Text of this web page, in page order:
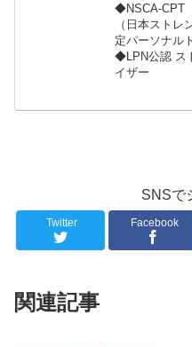
◆NSCA-CPT
（日本スト
定パーソナル
◆LPN公認 ス
イザー
SNSで
Twitter Facebook
関連記事